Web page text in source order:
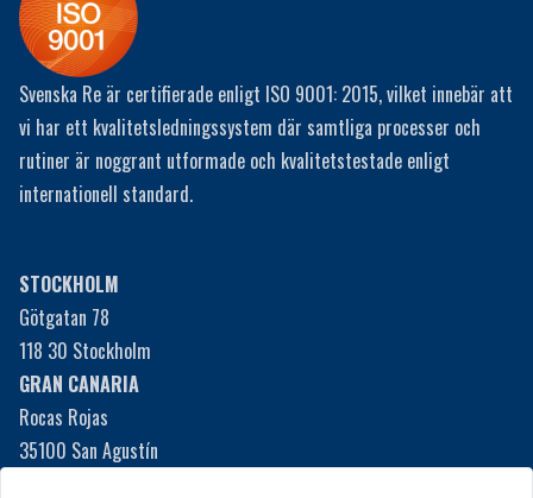
Svenska Re är certifierade enligt ISO 9001: 2015, vilket innebär att
vi har ett kvalitetsledningssystem där samtliga processer och
rutiner är noggrant utformade och kvalitetstestade enligt
internationell standard.
STOCKHOLM
Götgatan 78
118 30 Stockholm
GRAN CANARIA
Rocas Rojas
35100 San Agustín